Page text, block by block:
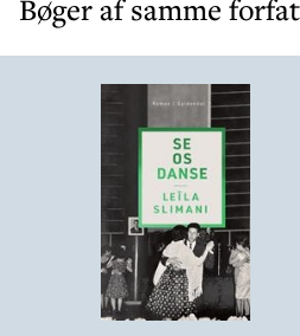
Bøger af samme